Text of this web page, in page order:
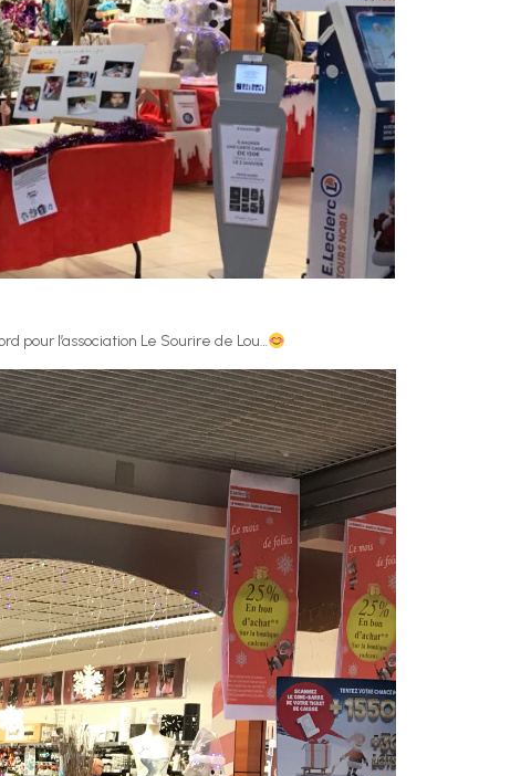
pour l’association Le Sourire de Lou…